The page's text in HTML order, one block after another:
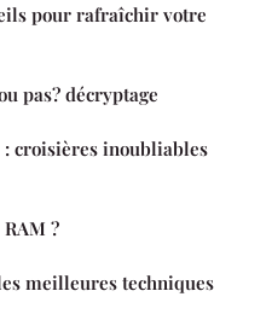
pour rafraîchir votre
pas? décryptage
croisières inoubliables
?
meilleures techniques